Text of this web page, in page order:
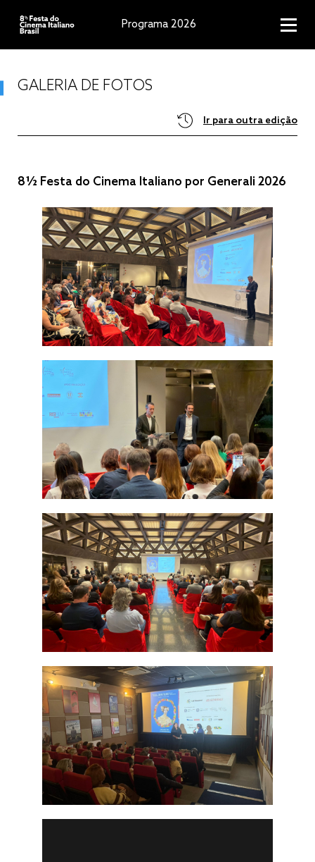
Programa 2026
GALERIA DE FOTOS
Ir para outra edição
8½ Festa do Cinema Italiano 2024
8½ Festa do Cinema Italiano 2023
8½ Festa do Cinema Italiano 2022 - Rio de
Janeiro
8½ Festa do Cinema Italiano 2022 - São Paulo
8½ Festa do Cinema Italiano 2022 - Salvador
8½ Festa do Cinema Italiano 2022 - Recife
8½ Festa do Cinema Italiano 2019
8½ Festa do Cinema Italiano por Generali 2026